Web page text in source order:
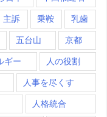
主訴 乗鞍 乳歯
五台山 京都
ギー 人の役割
人事を尽くす
人格統合